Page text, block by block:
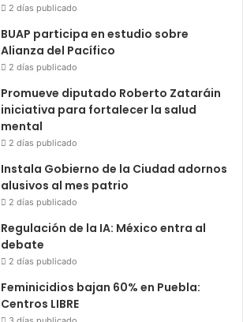
2 días publicado
BUAP participa en estudio sobre
Alianza del Pacífico
2 días publicado
Promueve diputado Roberto Zataráin
iniciativa para fortalecer la salud
mental
2 días publicado
Instala Gobierno de la Ciudad adornos
alusivos al mes patrio
2 días publicado
Regulación de la IA: México entra al
debate
2 días publicado
Feminicidios bajan 60% en Puebla:
Centros LIBRE